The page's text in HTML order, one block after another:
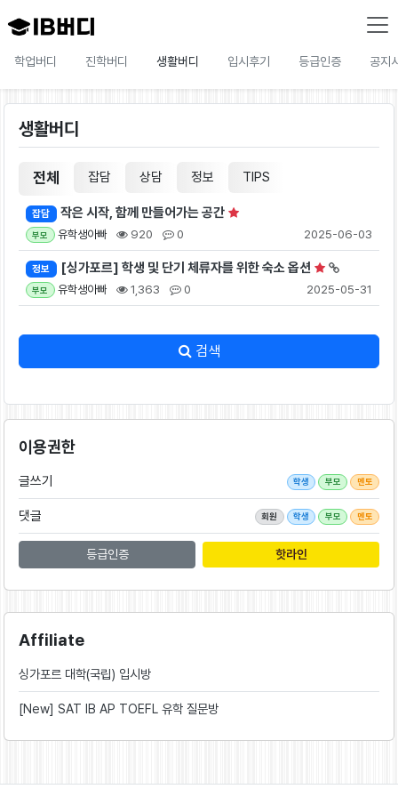
학업버디 진학버디 생활버디 입시후기 등급인증 공지
생활버디
전체 잡담 상담 정보 TIPS
잡담 작은 시작, 함께 만들어가는 공간
부모 유학생아빠 920 0 2025-06-03
정보 [싱가포르] 학생 및 단기 체류자를 위한 숙소 옵션
부모 유학생아빠 1,363 0 2025-05-31
검색
이용권한
글쓰기 학생 부모 멘토
댓글 회원 학생 부모 멘토
등급인증 핫라인
Affiliate
싱가포르 대학(국립) 입시방
[New] SAT IB AP TOEFL 유학 질문방